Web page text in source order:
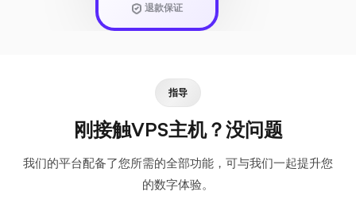
退款保证
指导
刚接触VPS主机？没问题
我们的平台配备了您所需的全部功能，可与我们一起提升您
的数字体验。